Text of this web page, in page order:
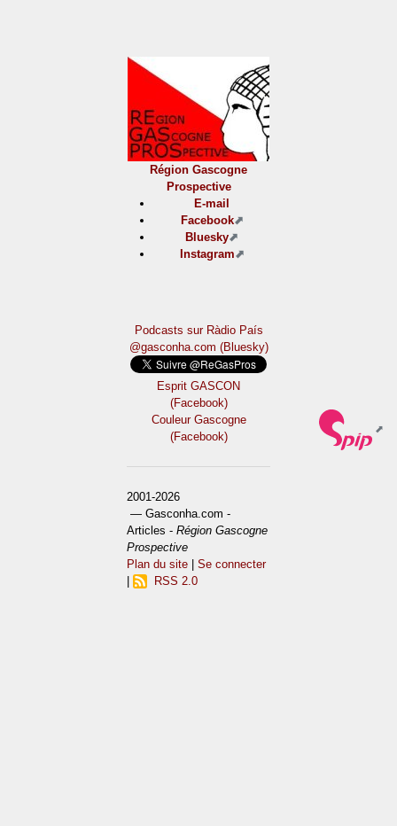
Région Gascogne
Prospective
E-mail
Facebook
Bluesky
Instagram
Podcasts sur Ràdio País
@gasconha.com (Bluesky)
Esprit GASCON
(Facebook)
Couleur Gascogne
(Facebook)
2001-2026
— Gasconha.com -
Articles -Région Gascogne
Prospective
Plan du site |Se connecter
RSS 2.0